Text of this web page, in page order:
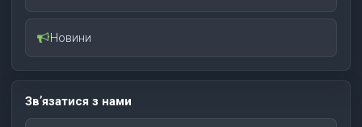
Новини
Зв’язатися з нами